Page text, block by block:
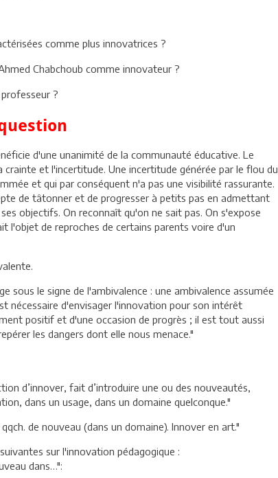
comme plus innovatrices ?
Chabchoub comme innovateur ?
?
d'une unanimité de la communauté éducative. Le
et l'incertitude. Une incertitude générée par le flou du
et qui par conséquent n'a pas une visibilité rassurante.
de tâtonner et de progresser à petits pas en admettant
objectifs. On reconnaît qu'on ne sait pas. On s'expose
l'objet de reproches de certains parents voire d'un
sous le signe de l'ambivalence : une ambivalence assumée
nécessaire d'envisager l'innovation pour son intérêt
positif et d'une occasion de progrès ; il est tout aussi
les dangers dont elle nous menace."
d’innover, fait d’introduire une ou des nouveautés,
dans un usage, dans un domaine quelconque."
de nouveau (dans un domaine). Innover en art."
sur l'innovation pédagogique :
dans…":